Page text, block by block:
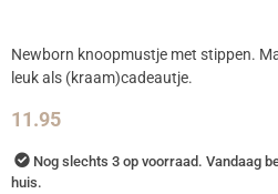
Newborn knoopmustje met stippen.
leuk als (kraam)cadeautje.
11.95
Nog slechts 3 op voorraad. Vandaag
huis.